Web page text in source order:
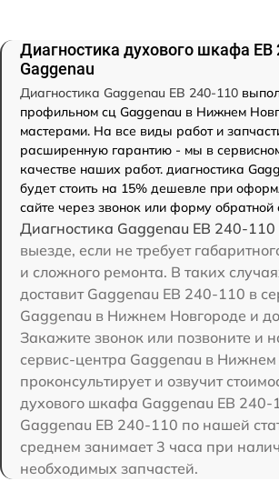
Диагностика духового шкафа EB
Gaggenau
Диагностика Gaggenau EB 240-110
профильном сц Gaggenau в Нижнем
мастерами. На все виды работ и
расширенную гарантию - мы в
качестве наших работ. диагностика
будет стоить на 15% дешевле при
сайте через звонок или форму обратной
Диагностика Gaggenau EB 240-110
выезде, если не требует
и сложного ремонта. В таких
доставит Gaggenau EB 240-110 в
Gaggenau в Нижнем Новгороде и
Закажите звонок или позвоните и
сервис-центра Gaggenau в Нижнем
проконсультирует и озвучит
духового шкафа Gaggenau EB 240-
Gaggenau EB 240-110 по нашей
среднем занимает 3 часа при
необходимых запчастей.